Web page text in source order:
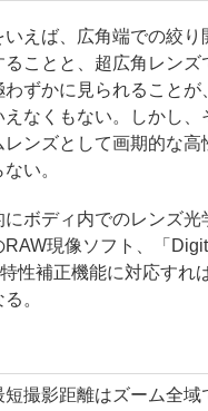
えば、広角端での絞り
ことと、超広角レンズ
ずかに見られることが
なくもない。しかし、
レンズとして画期的な高
い。
ボディ内でのレンズ光
RAW現像ソフト、「
性補正機能に対応すれ
。
撮影距離はズーム全域